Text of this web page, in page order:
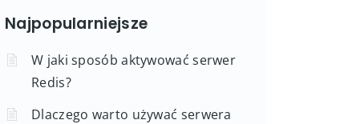
Najpopularniejsze
W jaki sposób aktywować serwer
Redis?
Dlaczego warto używać serwera